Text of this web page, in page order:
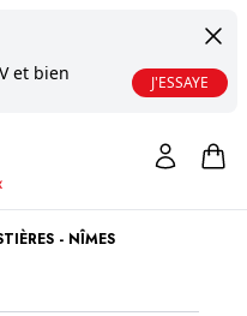
et bien
J'ESSAYE
- NÎMES